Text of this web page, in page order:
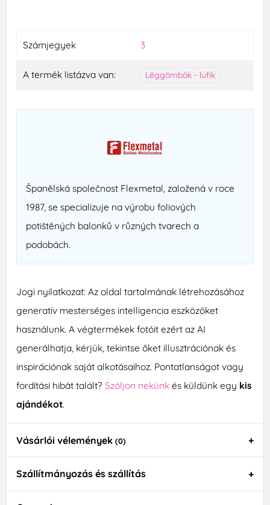
Számjegyek 3
A termék listázva van: Léggömbök - lufik
Španělská společnost Flexmetal, založená v roce
1987, se specializuje na výrobu foliových
potištěných balonků v různých tvarech a
podobách.
Jogi nyilatkozat: Az oldal tartalmának létrehozásához
generatív mesterséges intelligencia eszközöket
használunk. A végtermékek fotóit ezért az AI
generálhatja, kérjük, tekintse őket illusztrációnak és
inspirációnak saját alkotásaihoz. Pontatlanságot vagy
fordítási hibát talált? Szóljon nekünkés küldünk egy kis
ajándékot.
Vásárlói vélemények (0)
Szállítmányozás és szállítás